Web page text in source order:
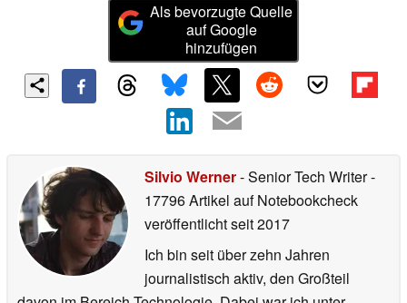
Als bevorzugte Quelle
auf Google
hinzufügen
Silvio Werner- Senior Tech Writer-
17796 Artikel auf Notebookcheck
veröffentlichtseit 2017
Ich bin seit über zehn Jahren
journalistisch aktiv, den Großteil